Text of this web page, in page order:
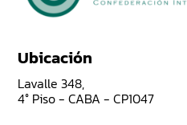
Ubicación
Lavalle 348,
4° Piso - CABA - CP1047